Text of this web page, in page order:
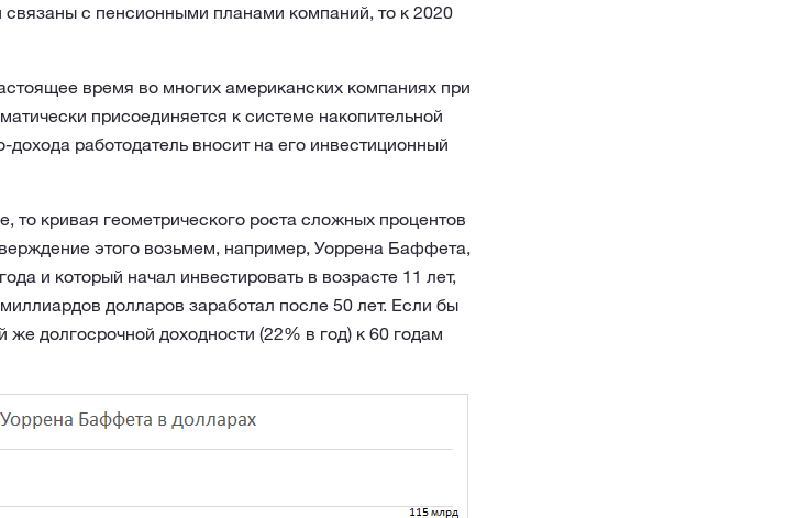
с пенсионными планами компаний, то к 2020
время во многих американских компаниях при
присоединяется к системе накопительной
работодатель вносит на его инвестиционный
то кривая геометрического роста сложных процентов
этого возьмем, например, Уоррена Баффета,
и который начал инвестировать в возрасте 11 лет,
долларов заработал после 50 лет. Если бы
же долгосрочной доходности (22% в год) к 60 годам